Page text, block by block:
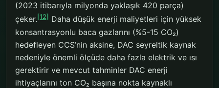
(2023 itibarıyla milyonda yaklaşık 420 parça)
çeker.[12] Daha düşük enerji maliyetleri için yüksek
konsantrasyonlu baca gazlarını (%5-15 CO₂)
hedefleyen CCS’nin aksine, DAC seyreltik kaynak
nedeniyle önemli ölçüde daha fazla elektrik ve ısı
gerektirir ve mevcut tahminler DAC enerji
ihtiyaçlarını ton CO₂ başına nokta kaynaklı